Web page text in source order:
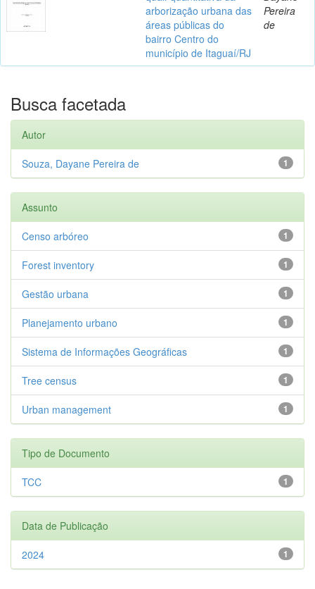
arborização urbana das
áreas públicas do
bairro Centro do
município de Itaguaí/RJ
Pereira
de
Busca facetada
Autor
1
Souza, Dayane Pereira de
Assunto
1
Censo arbóreo
1
Forest inventory
1
Gestão urbana
1
Planejamento urbano
1
Sistema de Informações Geográficas
1
Tree census
1
Urban management
Tipo de Documento
1
TCC
Data de Publicação
1
2024